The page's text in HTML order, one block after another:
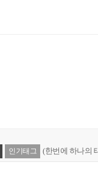
인기태그 (한번에 하나의